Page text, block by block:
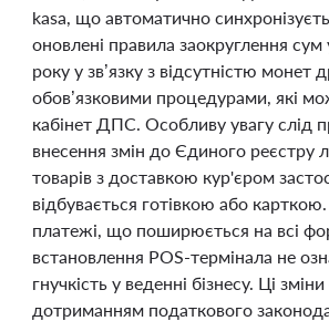
kasa, що автоматично
оновлені правила заокруглення
року у зв’язку з відсутністю
обов’язковими процедурами, які
кабінет ДПС. Особливу увагу слід
внесення змін до Єдиного реєстру
товарів з доставкою кур'єром
відбувається готівкою або
платежі, що поширюється на всі
встановлення POS-термінала не
гнучкість у веденні бізнесу. Ці
дотриманням податкового